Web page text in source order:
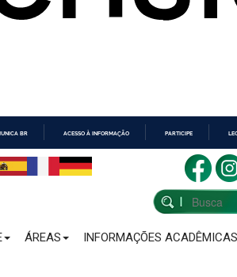
BR ACESSO À INFORMAÇÃO PARTICIPE
ÁREAS INFORMAÇÕES ACADÊMICAS